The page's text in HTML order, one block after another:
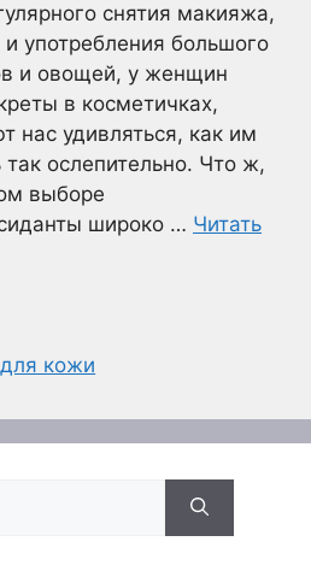
снятия макияжа,
и употребления большого
и овощей, у женщин
в косметичках,
нас удивляться, как им
так ослепительно. Что ж,
выборе
широко … Читать
кожи